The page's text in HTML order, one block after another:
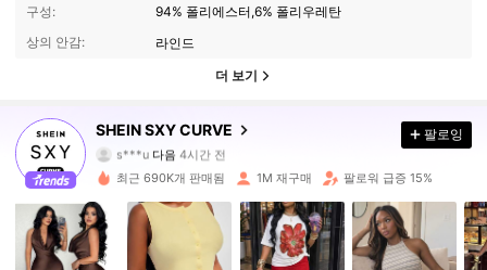
구성:
94% 폴리에스터,6% 폴리우레탄
상의 안감:
라인드
더 보기
SHEIN SXY CURVE
s***u다음 4시간 전
9***0 가 탐색 중입니다
4.89
450K 팔로워
4.89 450K 팔로워
팔로잉
최근 690K개 판매됨 1M 재구매 팔로워 급증 15%